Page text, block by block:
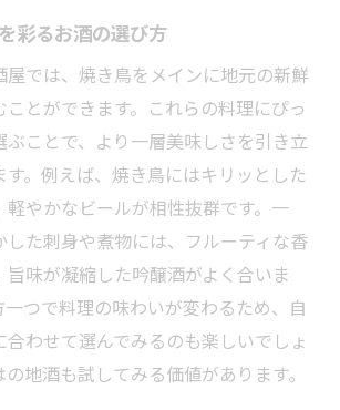
彩るお酒の選び方
屋では、焼き鳥をメインに地元の新鮮
とができます。これらの料理にぴっ
ぶことで、より一層美味しさを引き立
。例えば、焼き鳥にはキリッとした
やかなビールが相性抜群です。一
した刺身や煮物には、フルーティな香
旨味が凝縮した吟醸酒がよく合いま
一つで料理の味わいが変わるため、自
わせて選んでみるのも楽しいでしょ
地酒も試してみる価値があります。